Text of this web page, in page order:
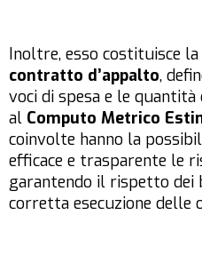
Inoltre, esso costituisce
contratto d’appalto,
voci di spesa e le
al Computo Metrico
coinvolte hanno la
efficace e trasparente le
garantendo il rispetto
corretta esecuzione delle